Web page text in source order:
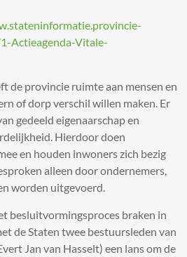
Actieagenda-Vitale-
de provincie ruimte aan mensen en
of dorp verschil willen maken. Er
gedeeld eigenaarschap en
Hierdoor doen
en houden inwoners zich bezig
alleen door ondernemers,
worden uitgevoerd.
besluitvormingsproces braken in
de Staten twee bestuursleden van
Jan van Hasselt) een lans om de